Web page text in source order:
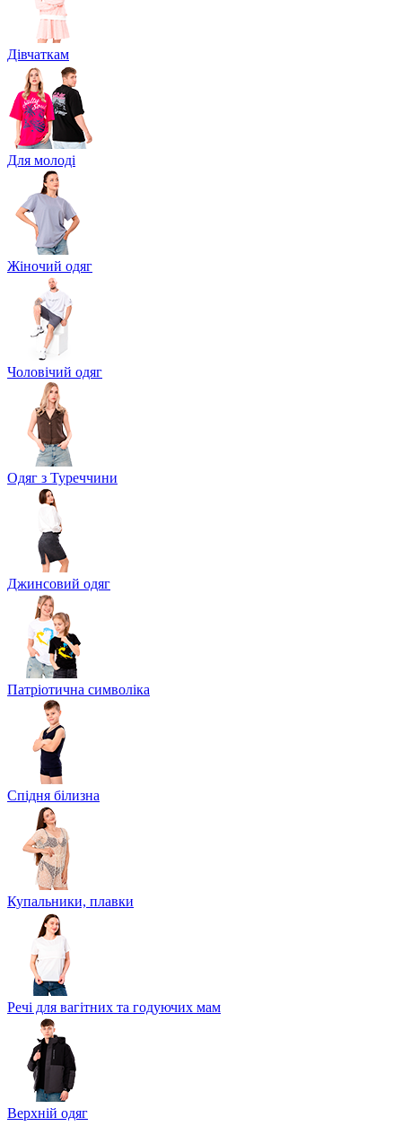
Дівчаткам
Для молоді
Жіночий одяг
Чоловічий одяг
Одяг з Туреччини
Джинсовий одяг
Патріотична символіка
Спідня білизна
Купальники, плавки
Речі для вагітних та годуючих мам
Верхній одяг